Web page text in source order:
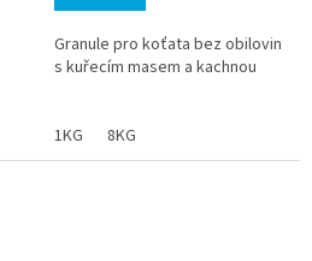
Granule pro koťata bez obilovin
s kuřecím masem a kachnou
1KG 8KG